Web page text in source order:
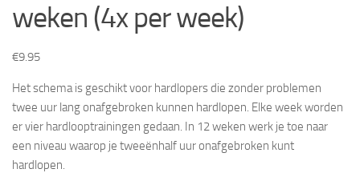
weken (4x per week)
€9.95
Het schema is geschikt voor hardlopers die zonder problemen
twee uur lang onafgebroken kunnen hardlopen. Elke week worden
er vier hardlooptrainingen gedaan. In 12 weken werk je toe naar
een niveau waarop je tweeënhalf uur onafgebroken kunt
hardlopen.